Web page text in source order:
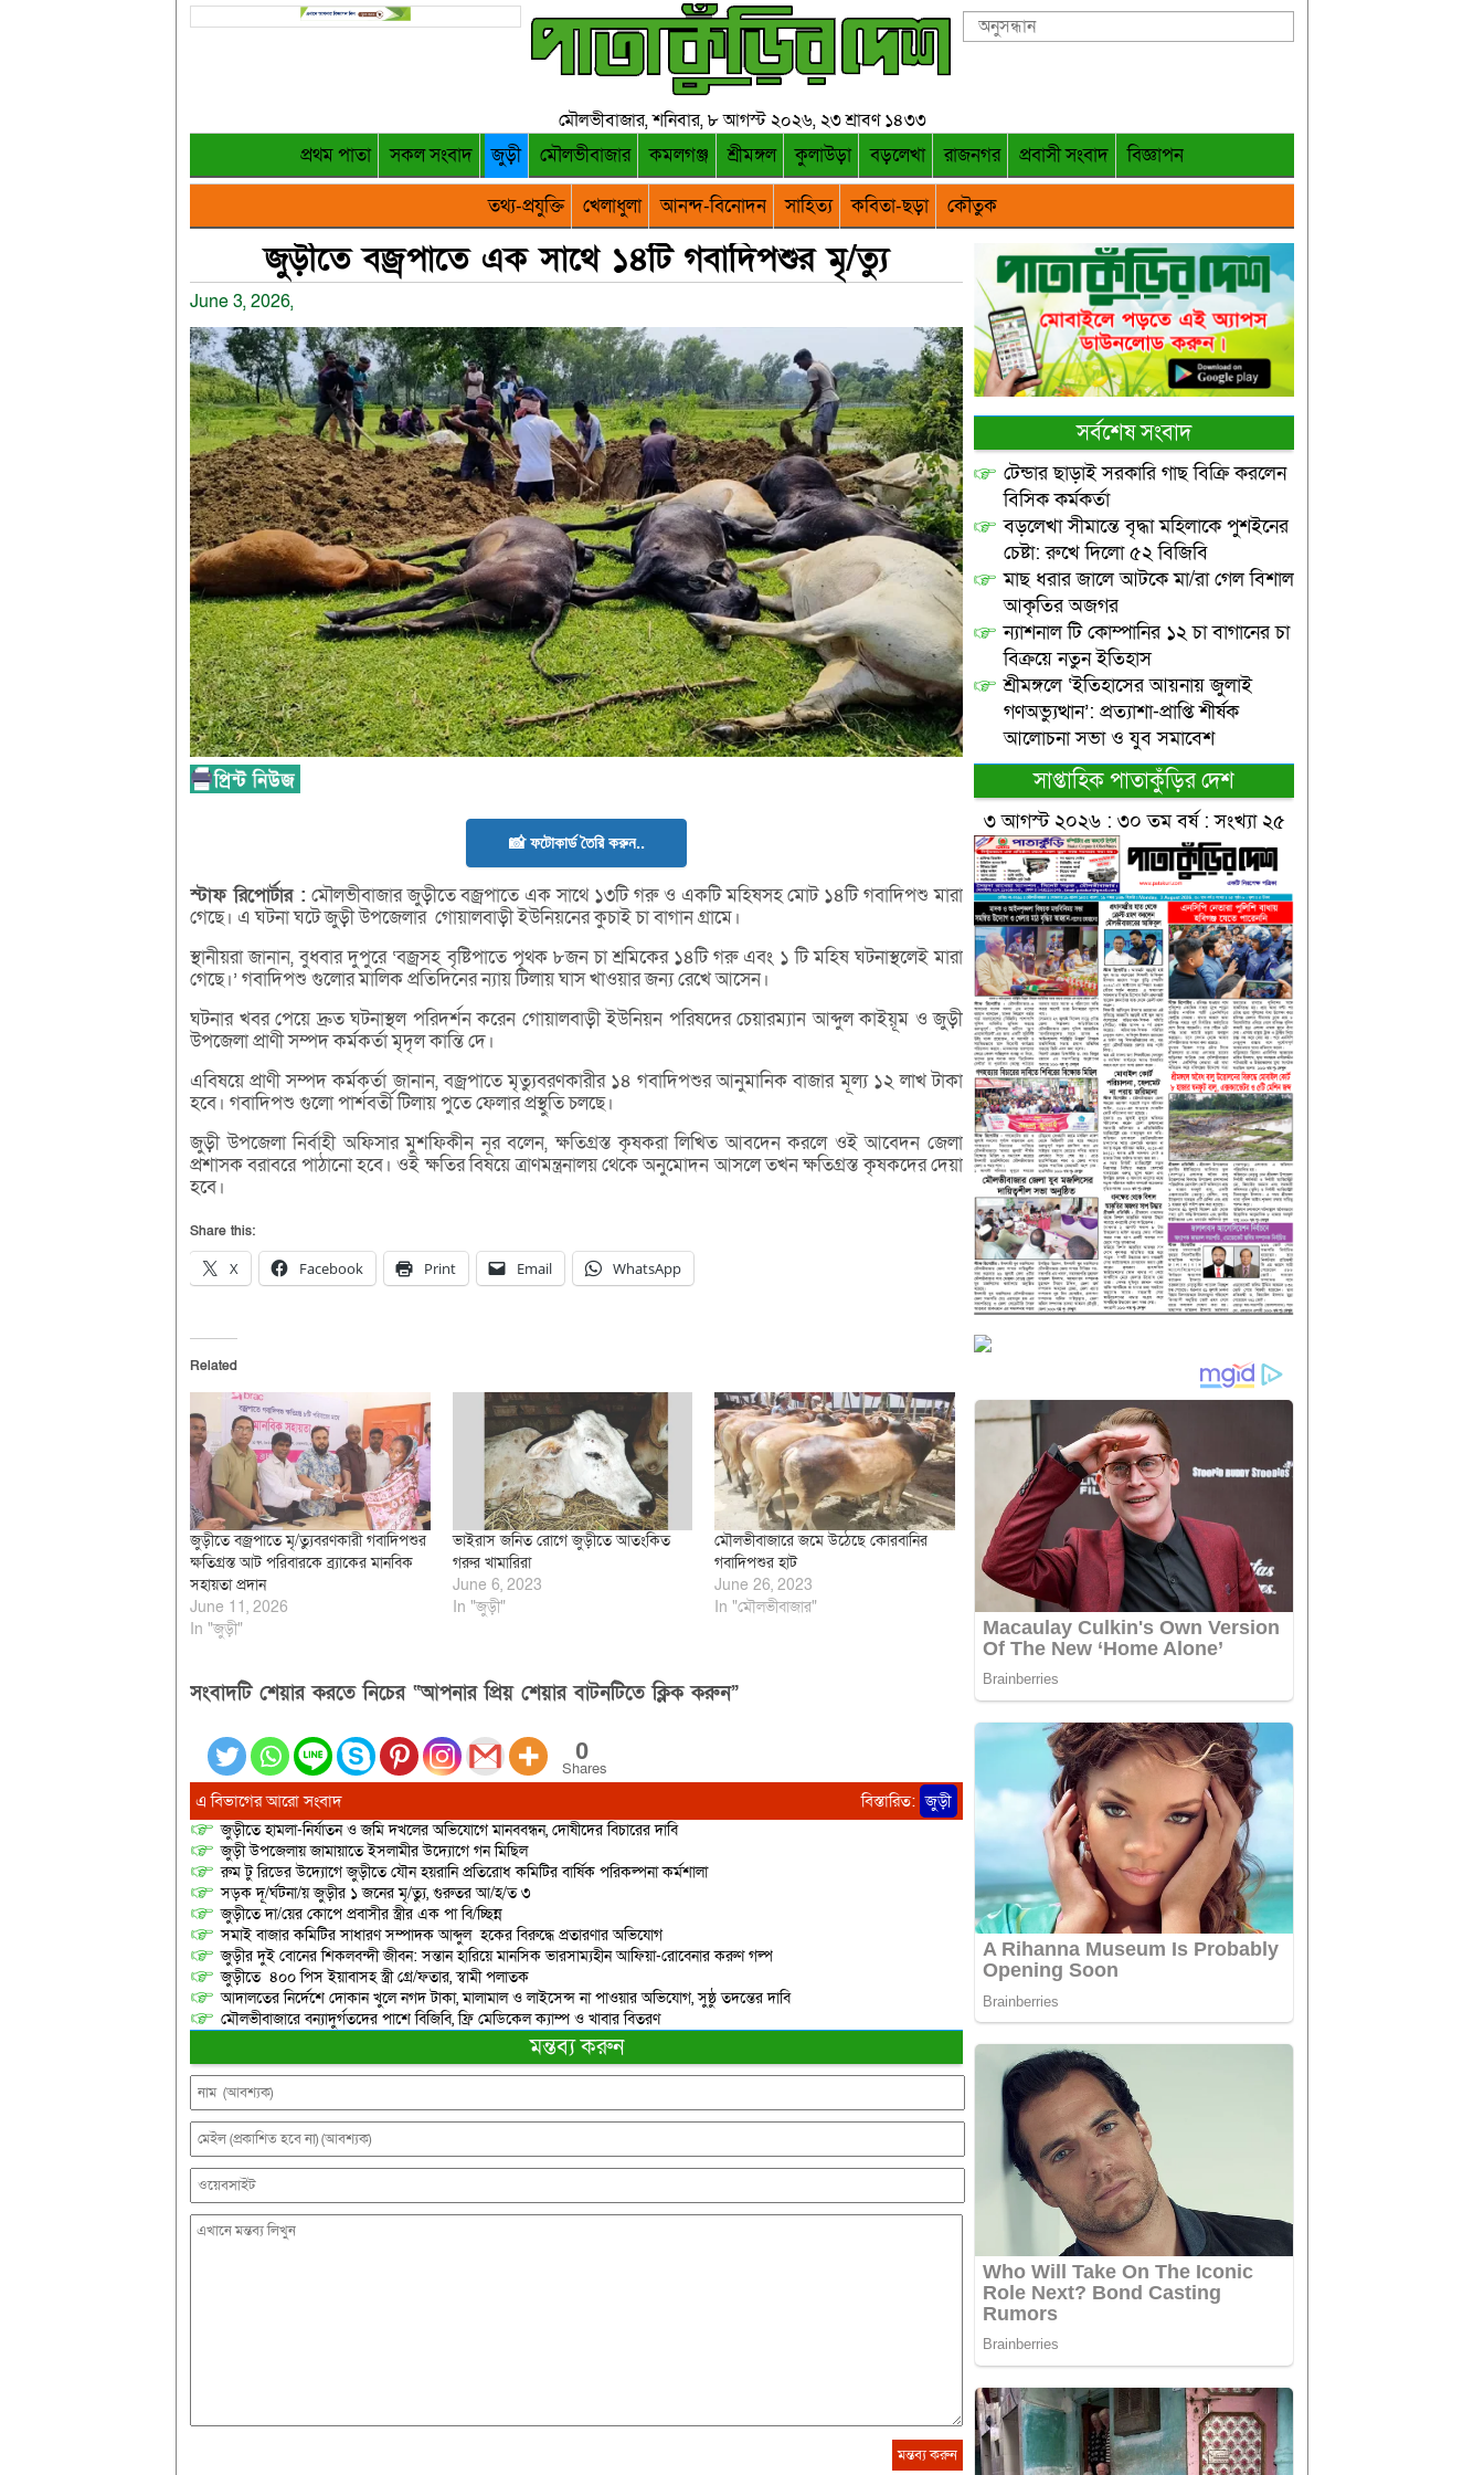
মৌলভীবাজার, শনিবার, ৮ আগস্ট ২০২৬, ২৩ শ্রাবণ ১৪৩৩
প্রথম পাতা সকল সংবাদ জুড়ী মৌলভীবাজার কমলগঞ্জ শ্রীমঙ্গল কুলাউড়া বড়লেখা রাজনগর প্রবাসী সংবাদ
বিজ্ঞাপন
তথ্য-প্রযুক্তি
খেলাধুলা আনন্দ-বিনোদন সাহিত্য কবিতা-ছড়া কৌতুক
জুড়ীতে বজ্রপাতে এক সাথে ১৪টি গবাদিপশুর মৃ/ত্যু
June 3, 2026,
📸 ফটোকার্ড তৈরি করুন..
স্টাফরিপোর্টার : মৌলভীবাজার জুড়ীতে বজ্রপাতে এক সাথে ১৩টি গরু ও একটি মহিষসহ মোট ১৪টি গবাদিপশু মারা
গেছে। এ ঘটনা ঘটে জুড়ী উপজেলার গোয়ালবাড়ী ইউনিয়নের কুচাই চা বাগান গ্রামে।
স্থানীয়রা জানান, বুধবার দুপুরে ‘বজ্রসহ বৃষ্টিপাতে পৃথক ৮জন চা শ্রমিকের ১৪টি গরু এবং ১ টি মহিষ ঘটনাস্থলেই মারা
গেছে।’ গবাদিপশু গুলোর মালিক প্রতিদিনের ন্যায় টিলায় ঘাস খাওয়ার জন্য রেখে আসেন।
ঘটনার খবর পেয়ে দ্রুত ঘটনাস্থল পরিদর্শন করেন গোয়ালবাড়ী ইউনিয়ন পরিষদের চেয়ারম্যান আব্দুল কাইয়ূম ও জুড়ী
উপজেলা প্রাণী সম্পদ কর্মকর্তা মৃদৃল কান্তি দে।
এবিষয়ে প্রাণী সম্পদ কর্মকর্তা জানান, বজ্রপাতে মৃত্যুবরণকারীর ১৪ গবাদিপশুর আনুমানিক বাজার মূল্য ১২ লাখ টাকা
হবে। গবাদিপশু গুলো পার্শবর্তী টিলায় পুতে ফেলার প্রস্থুতি চলছে।
জুড়ী উপজেলা নির্বাহী অফিসার মুশফিকীন নূর বলেন, ক্ষতিগ্রস্ত কৃষকরা লিখিত আবদেন করলে ওই আবেদন জেলা
প্রশাসক বরাবরে পাঠানো হবে। ওই ক্ষতির বিষয়ে ত্রাণমন্ত্রনালয় থেকে অনুমোদন আসলে তখন ক্ষতিগ্রস্ত কৃষকদের দেয়া
হবে।
Share this:
X Facebook Print Email WhatsApp
Related
জুড়ীতে বজ্রপাতে মৃ/ত্যুবরণকারী গবাদিপশুর
ক্ষতিগ্রস্ত আট পরিবারকে ব্র্যাকের মানবিক
সহায়তা প্রদান
June 11, 2026
In "জুড়ী"
ভাইরাস জনিত রোগে জুড়ীতে আতংকিত
গরুর খামারিরা
June 6, 2023
In "জুড়ী"
মৌলভীবাজারে জমে উঠেছে কোরবানির
গবাদিপশুর হাট
June 26, 2023
In "মৌলভীবাজার"
সংবাদটি শেয়ার করতে নিচের “আপনার প্রিয় শেয়ার বাটনটিতে ক্লিক করুন”
0
Shares
এ বিভাগের আরো সংবাদ বিস্তারিত: জুড়ী
জুড়ীতে হামলা-নির্যাতন ও জমি দখলের অভিযোগে মানববন্ধন, দোষীদের বিচারের দাবি
জুড়ী উপজেলায় জামায়াতে ইসলামীর উদ্যোগে গন মিছিল
রুম টু রিডের উদ্যোগে জুড়ীতে যৌন হয়রানি প্রতিরোধ কমিটির বার্ষিক পরিকল্পনা কর্মশালা
সড়ক দূ/র্ঘটনা/য় জুড়ীর ১ জনের মৃ/ত্যু, গুরুতর আ/হ/ত ৩
জুড়ীতে দা/য়ের কোপে প্রবাসীর স্ত্রীর এক পা বি/চ্ছিন্ন
সমাই বাজার কমিটির সাধারণ সম্পাদক আব্দুল হকের বিরুদ্ধে প্রতারণার অভিযোগ
জুড়ীর দুই বোনের শিকলবন্দী জীবন: সন্তান হারিয়ে মানসিক ভারসাম্যহীন আফিয়া-রোবেনার করুণ গল্প
জুড়ীতে ৪০০ পিস ইয়াবাসহ স্ত্রী গ্রে/ফতার, স্বামী পলাতক
আদালতের নির্দেশে দোকান খুলে নগদ টাকা, মালামাল ও লাইসেন্স না পাওয়ার অভিযোগ, সুষ্ঠু তদন্তের দাবি
মৌলভীবাজারে বন্যাদুর্গতদের পাশে বিজিবি, ফ্রি মেডিকেল ক্যাম্প ও খাবার বিতরণ
মন্তব্য করুন
সর্বশেষ সংবাদ
টেন্ডার ছাড়াই সরকারি গাছ বিক্রি করলেন
বিসিক কর্মকর্তা
বড়লেখা সীমান্তে বৃদ্ধা মহিলাকে পুশইনের
চেষ্টা: রুখে দিলো ৫২ বিজিবি
মাছ ধরার জালে আটকে মা/রা গেল বিশাল
আকৃতির অজগর
ন্যাশনাল টি কোম্পানির ১২ চা বাগানের চা
বিক্রয়ে নতুন ইতিহাস
শ্রীমঙ্গলে ‘ইতিহাসের আয়নায় জুলাই
গণঅভ্যুত্থান’: প্রত্যাশা-প্রাপ্তি শীর্ষক
আলোচনা সভা ও যুব সমাবেশ
সাপ্তাহিক পাতাকুঁড়ির দেশ
৩ আগস্ট ২০২৬ : ৩০ তম বর্ষ : সংখ্যা ২৫